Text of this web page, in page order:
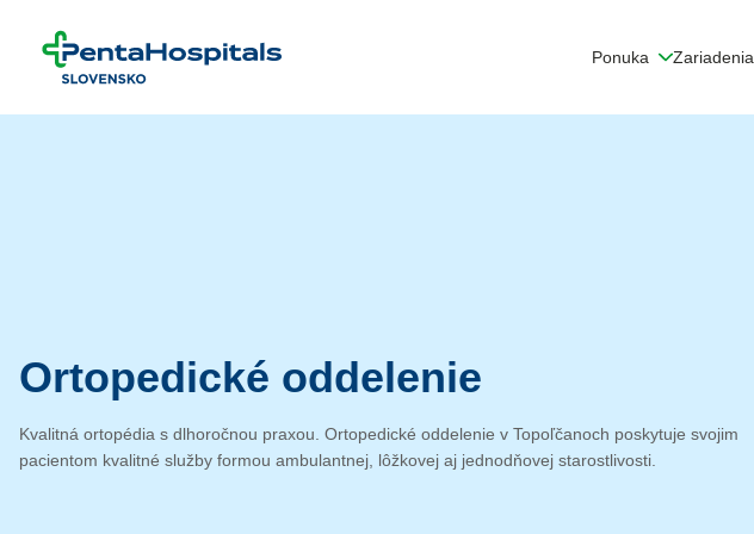
Ponuka Zariadenia
Ortopedické oddelenie
Kvalitná ortopédia s dlhoročnou praxou. Ortopedické oddelenie v Topoľčanoch poskytuje svojim
pacientom kvalitné služby formou ambulantnej, lôžkovej aj jednodňovej starostlivosti.